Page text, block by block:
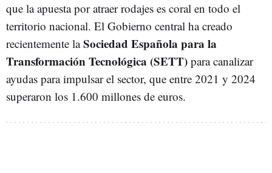
que la apuesta por atraer rodajes es coral en todo el
territorio nacional. El Gobierno central ha creado
recientemente laSociedad Española para la
Transformación Tecnológica (SETT) para canalizar
ayudas para impulsar el sector, que entre 2021 y 2024
superaron los 1.600 millones de euros.